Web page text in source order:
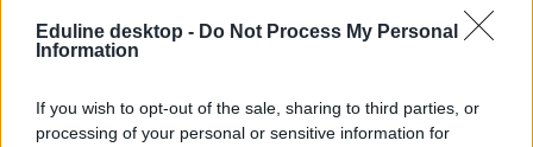
Eduline desktop - Do Not Process My Personal
Information
If you wish to opt-out of the sale, sharing to third parties, or
processing of your personal or sensitive information for
Érettségizzetek velünk!